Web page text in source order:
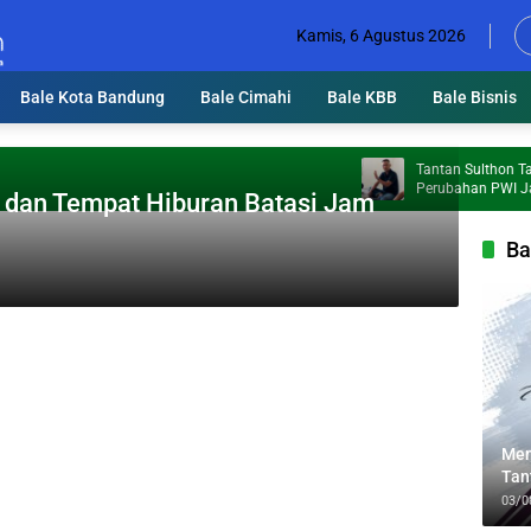
Kamis, 6 Agustus 2026
Bale Kota Bandung Bale Cimahi Bale KBB Bale Bisnis
Tantan Sulthon
Perubahan PWI Jabar,
Jadi Prioritas
Tempat Hiburan Batasi Jam
03/